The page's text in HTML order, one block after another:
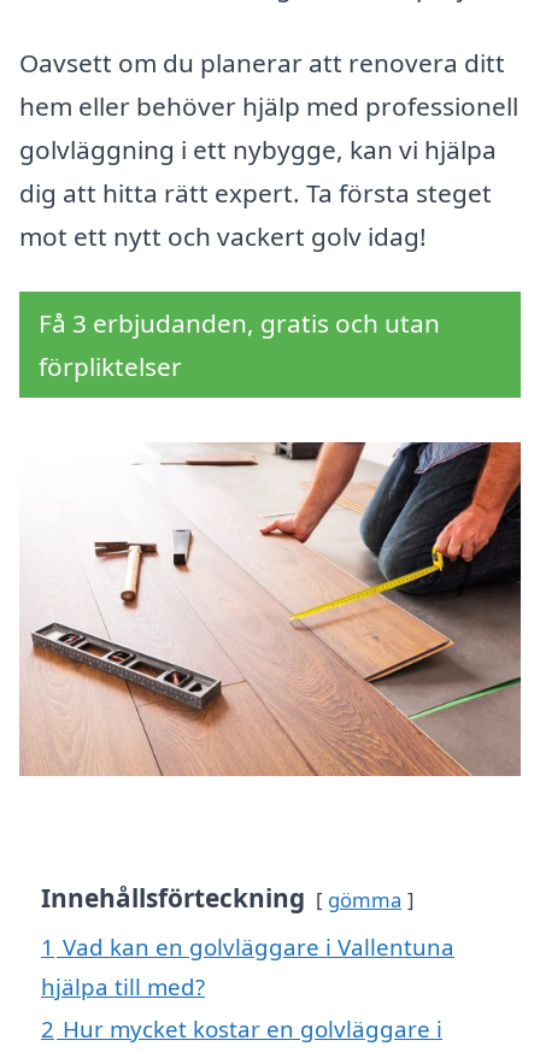
Oavsett om du planerar att renovera ditt
hem eller behöver hjälp med professionell
golvläggning i ett nybygge, kan vi hjälpa
dig att hitta rätt expert. Ta första steget
mot ett nytt och vackert golv idag!
Få 3 erbjudanden, gratis och utan
förpliktelser
Innehållsförteckning gömma
1 Vad kan en golvläggare i Vallentuna
hjälpa till med?
2 Hur mycket kostar en golvläggare i